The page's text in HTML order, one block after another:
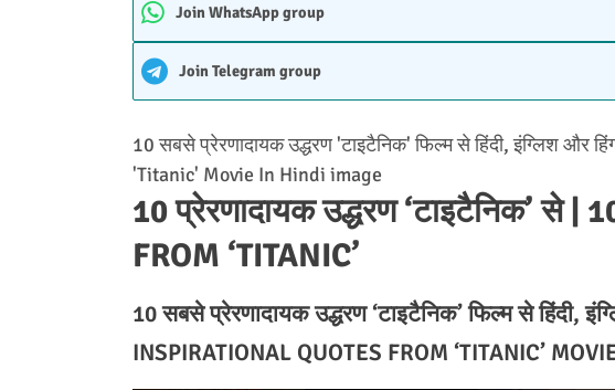
Join WhatsApp group
Join Telegram group
10 सबसे प्रेरणादायक उद्धरण 'टाइटैनिक' फिल्म से हिंदी, इंग्लिश
'Titanic' Movie In Hindi image
10 प्रेरणादायक उद्धरण ‘टाइटैनिक’ से |
FROM ‘TITANIC’
10 सबसे प्रेरणादायक उद्धरण ‘टाइटैनिक’ फिल्म से हिंदी,
INSPIRATIONAL QUOTES FROM ‘TITANIC’